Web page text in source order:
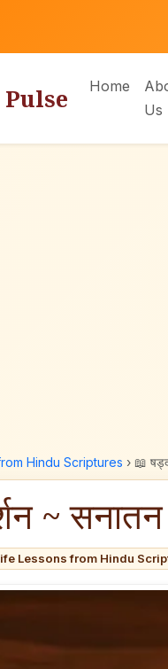
Home
Us
Hindu Scriptures › 📖
~
Lessons from Hindu